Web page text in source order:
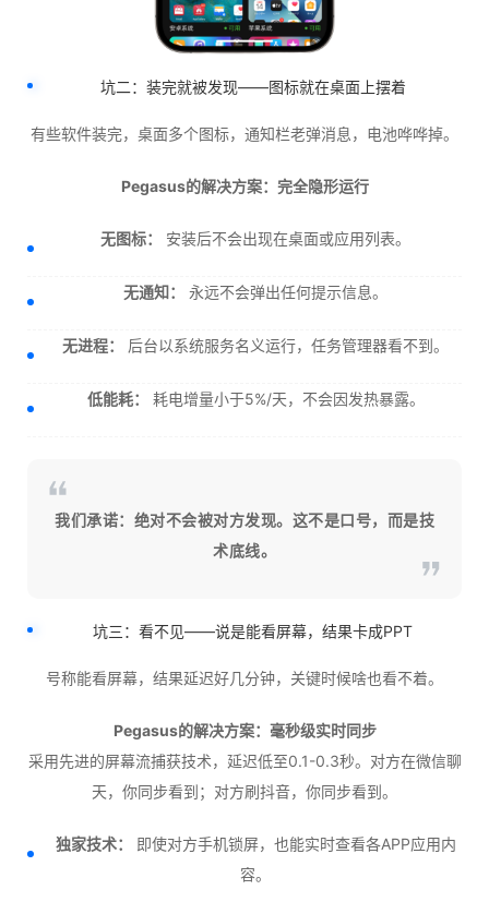
坑二：装完就被发现——图标就在桌面上摆着
有些软件装完，桌面多个图标，通知栏老弹消息，电池哗哗掉。
Pegasus的解决方案：完全隐形运行
无图标： 安装后不会出现在桌面或应用列表。
无通知： 永远不会弹出任何提示信息。
无进程： 后台以系统服务名义运行，任务管理器看不到。
低能耗： 耗电增量小于5%/天，不会因发热暴露。
我们承诺：绝对不会被对方发现。这不是口号，而是技
术底线。
坑三：看不见——说是能看屏幕，结果卡成PPT
号称能看屏幕，结果延迟好几分钟，关键时候啥也看不着。
Pegasus的解决方案：毫秒级实时同步
采用先进的屏幕流捕获技术，延迟低至0.1-0.3秒。对方在微信聊
天，你同步看到；对方刷抖音，你同步看到。
独家技术：
即使对方手机锁屏，也能实时查看各APP应用内
容。